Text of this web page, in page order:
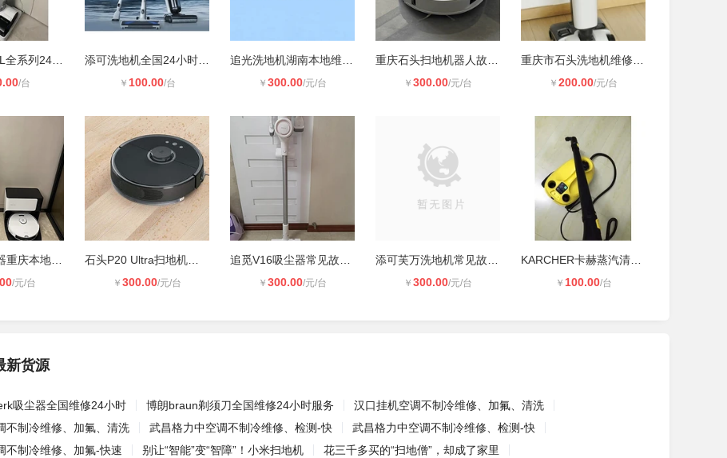
云鲸NALWAL全系列24小时维修服务热线
/台
添可洗地机全国24小时维修电话
￥ 100.00/台
追光洗地机湖南本地维修热线
￥ 300.00/元/台
重庆石头扫地机器人故障怎么维修？
￥ 300.00/元/台
重庆市石头洗地机维修电话及日常保养
￥ 200.00/元/台
福维克吸尘器重庆本地维修服务热线
/元/台
石头P20 Ultra扫地机器人故障维修及
￥ 300.00/元/台
追觅V16吸尘器常见故障排查方法 日常
￥ 300.00/元/台
添可芙万洗地机常见故障排查方法 日
￥ 300.00/元/台
KARCHER卡赫蒸汽清洗机维修电话
￥ 100.00/台
新货源
吸尘器全国维修24小时 博朗braun剃须刀全国维修24小时服务
汉口挂机空调不制冷维修、加氟、清洗
不制冷维修、加氟、清洗
武昌格力中空调不制冷维修、检测-快
武昌格力中空调不制冷维修、检测-快
不制冷维修、加氟-快速
别让“智能”变“智障”！小米扫地机
花三千多买的“扫地僧”，却成了家里